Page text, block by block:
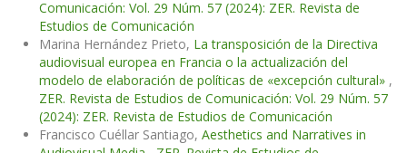
Comunicación: Vol. 29 Núm. 57 (2024): ZER. Revista de
Estudios de Comunicación
Marina Hernández Prieto, La transposición de la Directiva
audiovisual europea en Francia o la actualización del
modelo de elaboración de políticas de «excepción cultural» ,
ZER. Revista de Estudios de Comunicación: Vol. 29 Núm. 57
(2024): ZER. Revista de Estudios de Comunicación
Francisco Cuéllar Santiago, Aesthetics and Narratives in